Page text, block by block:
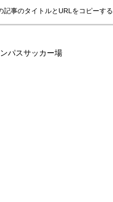
記事のタイトルとURLをコピーする
パスサッカー場